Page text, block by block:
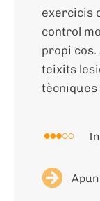
exercicis
control
propi
teixits
tècniques